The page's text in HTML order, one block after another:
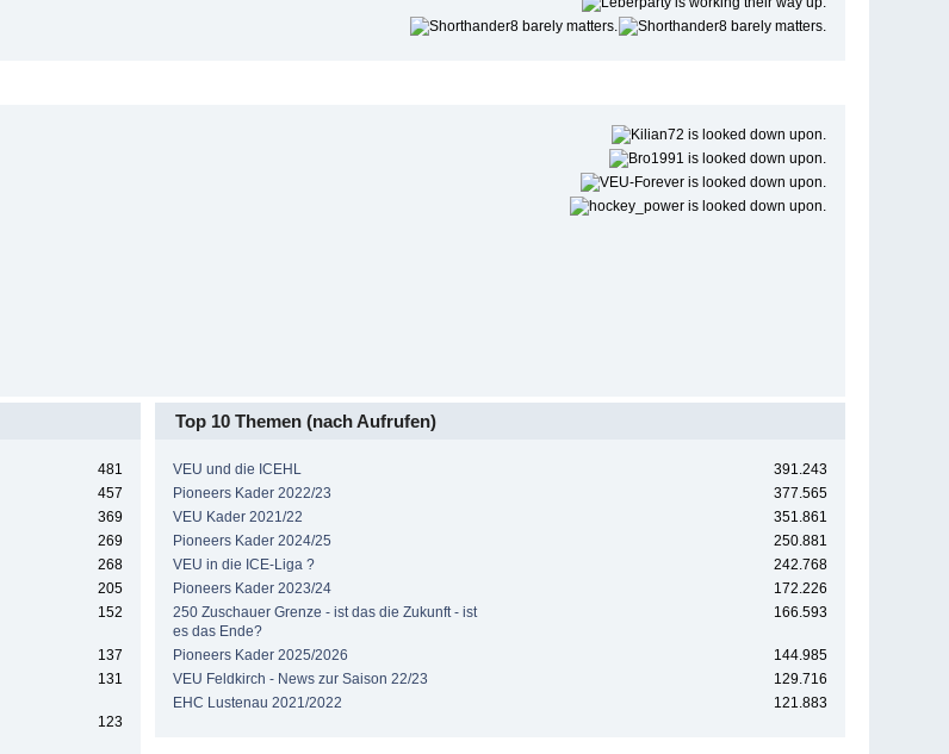
481
457
369
269
268
205
152
137
131
123
Top 10 Themen (nach Aufrufen)
VEU und die ICEHL
391.243
Pioneers Kader 2022/23
377.565
VEU Kader 2021/22
351.861
Pioneers Kader 2024/25
250.881
VEU in die ICE-Liga ?
242.768
Pioneers Kader 2023/24
172.226
250 Zuschauer Grenze - ist das die Zukunft - ist
es das Ende?
166.593
Pioneers Kader 2025/2026
144.985
VEU Feldkirch - News zur Saison 22/23
129.716
EHC Lustenau 2021/2022
121.883